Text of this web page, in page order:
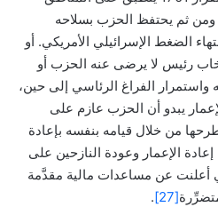
ومن ثم يحتفظ الحزب بسلاحه
الضغط الإسرائيلي الأمريكي. أو
رئيس لا يرضى عنه الحزب أو
الفراغ الرئاسي إلى حين،
يبدو أن الحزب عازم على
من خلال قيامه بنفسه بإعادة
الإعمار وعودة النازحين على
أعلنت عن مساعدات مالية مقدَّمة
[27]
.